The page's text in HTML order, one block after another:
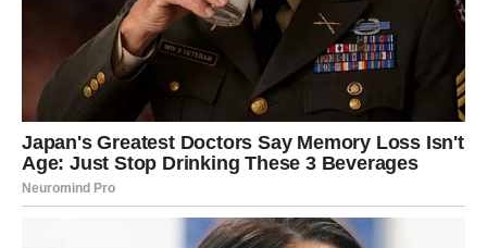
Blizanci ulaze u period u kojem će morati da promene
način razmišljanja o jednoj važnoj situaciji. Nije sve onako
kako deluje na prvi pogled.
Na poslovnom planu moguće su nove informacije koje
menjaju plan. Finansijski, budite oprezni sa impulsivnim
troškovima.